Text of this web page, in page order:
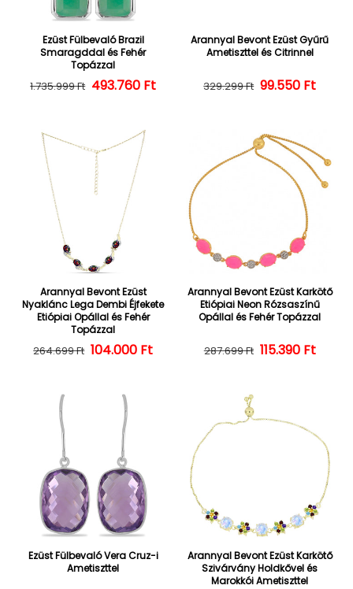
Ezüst Fülbevaló Brazil
Smaragddal és Fehér
Topázzal
Normál ár
1.735.999 Ft Kedvezményes ár
493.760 Ft
Arannyal Bevont Ezüst Gyűrű
Ametiszttel és Citrinnel
Normál ár
329.299 Ft 99.550 Ft
Arannyal Bevont Ezüst
Nyaklánc Lega Dembi Éjfekete
Etiópiai Opállal és Fehér
Topázzal
Normál ár
264.699 Ft Kedvezményes ár
104.000 Ft
Arannyal Bevont Ezüst Karkötő
Etiópiai Neon Rózsaszínű
Opállal és Fehér Topázzal
Normál ár
287.699 Ft 115.390 Ft
Ezüst Fülbevaló Vera Cruz-i
Ametiszttel
Arannyal Bevont Ezüst Karkötő
Szivárvány Holdkővel és
Marokkói Ametiszttel